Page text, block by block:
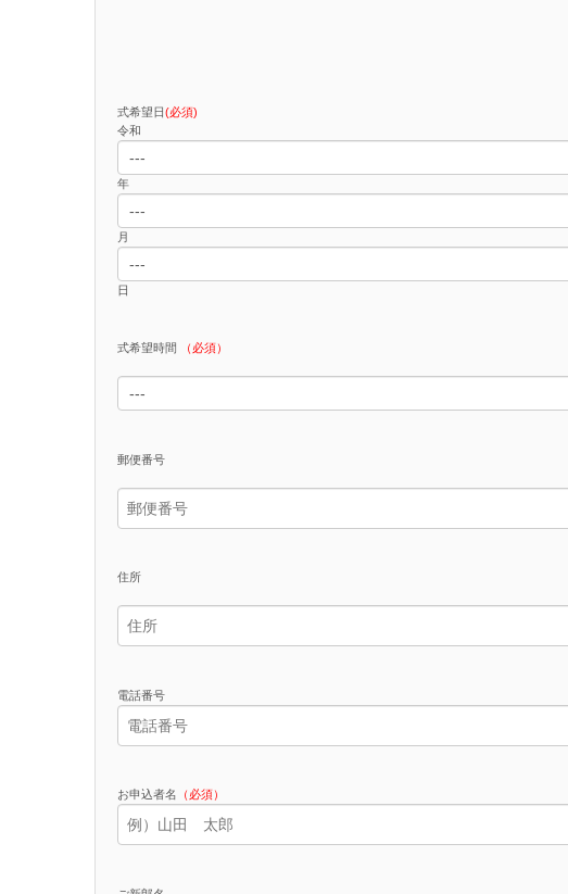
式希望日(必須)
令和
年
月
日
式希望時間 （必須）
郵便番号
住所
電話番号
お申込者名 （必須）